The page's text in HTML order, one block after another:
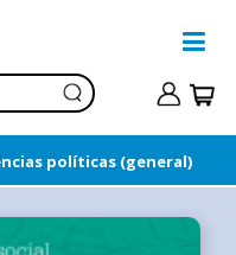
políticas (general)